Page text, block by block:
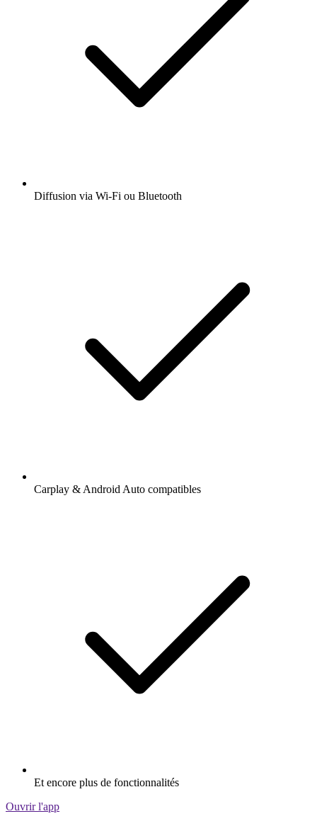
Diffusion via Wi-Fi ou Bluetooth
Carplay & Android Auto compatibles
Et encore plus de fonctionnalités
Ouvrir l'app